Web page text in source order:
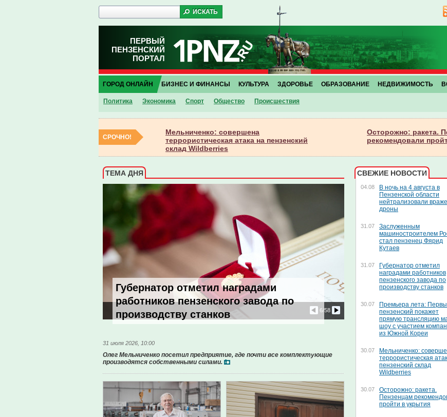
ПЕРВЫЙ
ПЕНЗЕНСКИЙ
ПОРТАЛ
ГОРОД ОНЛАЙН
Политика Экономика Спорт Общество Проиcшествия
БИЗНЕС И ФИНАНСЫ КУЛЬТУРА ЗДОРОВЬЕ ОБРАЗОВАНИЕ НЕДВИЖИМОСТЬ
СРОЧНО!
Мельниченко: совершена
террористическая атака на пензенский
склад Wildberries
Осторожно: ракета.
рекомендовали
ТЕМА ДНЯ
6/58
Губернатор отметил наградами
работников пензенского завода по
производству станков
31 июля 2026, 10:00
Олег Мельниченко посетил предприятие, где почти все комплектующие
производятся собственными силами.
СВЕЖИЕ НОВОСТИ
04.08
В ночь на 4 августа в
Пензенской области
нейтрализовали
дроны
31.07
Заслуженным
машиностроителем
стал пензенец Фярид
Кутаев
31.07
Губернатор отметил
наградами работников
пензенского завода по
производству станков
30.07
Премьера лета:
пензенский покажет
прямую трансляцию
шоу с участием
из Южной Кореи
30.07
Мельниченко:
террористическая
пензенский склад
Wildberries
30.07
Осторожно: ракета.
Пензенцам
пройти в укрытия
20-я сессия Пензенской
думы, 24.04.2026